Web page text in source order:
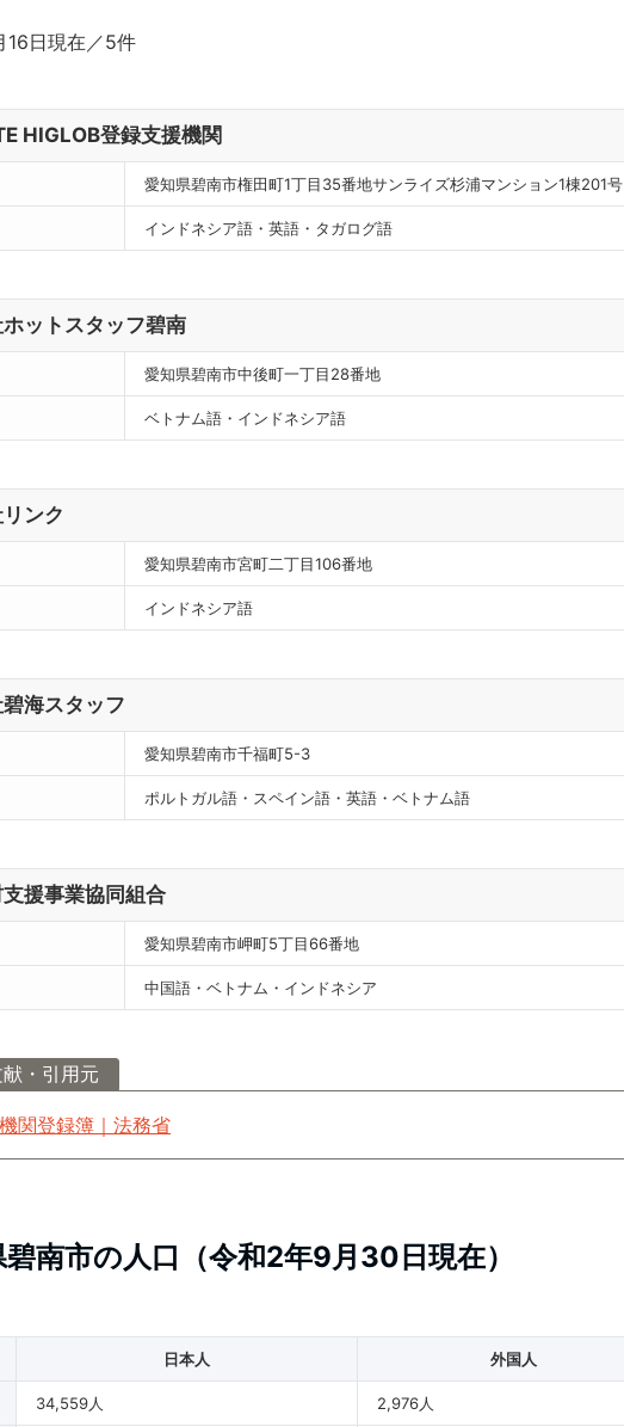
16日現在／5件
HIGLOB登録支援機関
愛知県碧南市権田町1丁目35番地サンライズ杉浦マンション1棟201号
インドネシア語・英語・タガログ語
ットスタッフ碧南
愛知県碧南市中後町一丁目28番地
ベトナム語・インドネシア語
ンク
愛知県碧南市宮町二丁目106番地
インドネシア語
海スタッフ
愛知県碧南市千福町5-3
ポルトガル語・スペイン語・英語・ベトナム語
援事業協同組合
愛知県碧南市岬町5丁目66番地
中国語・ベトナム・インドネシア
・引用元
関登録簿｜法務省
南市の人口（令和2年9月30日現在）
日本人 外国人
34,559人 2,976人